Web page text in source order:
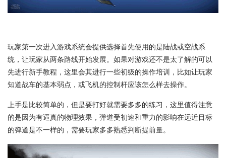
玩家第一次进入游戏系统会提供选择首先使用的是陆战或空战系
统，让玩家从两条路线开始发展。如果对游戏还不是太了解的可以
先进行新手教程，这里会其进行一些初级的操作培训，比如让玩家
知道战车的基本弱点，或飞机的控制杆应该怎么样去操作。
上手是比较简单的，但是要打好就需要多多的练习，这里值得注意
的是因为有逼真的物理效果，弹道受初速和重力的影响在远近目标
的弹道是不一样的，需要玩家多多熟悉判断提前量。